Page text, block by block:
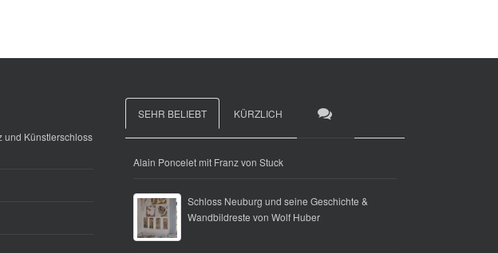
und Künstlerschloss
SEHR BELIEBT KÜRZLICH
Alain Poncelet mit Franz von Stuck
Schloss Neuburg und seine Geschichte &
Wandbildreste von Wolf Huber